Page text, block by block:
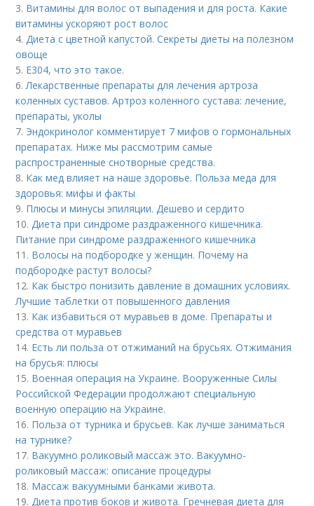
3. Витамины для волос от выпадения и для роста. Какие
витамины ускоряют рост волос
4.Диета с цветной капустой. Секреты диеты на полезном
овоще
5. Е304, что это такое.
6.Лекарственные препараты для лечения артроза
коленных суставов. Артроз коленного сустава: лечение,
препараты, уколы
7. Эндокринолог комментирует 7 мифов о гормональных
препаратах. Ниже мы рассмотрим самые
распространенные снотворные средства.
8. Как мед влияет на наше здоровье. Польза меда для
здоровья: мифы и факты
9. Плюсы и минусы эпиляции. Дешево и сердито
10.Диета при синдроме раздраженного кишечника.
Питание при синдроме раздраженного кишечника
11. Волосы на подбородке у женщин. Почему на
подбородке растут волосы?
12. Как быстро понизить давление в домашних условиях.
Лучшие таблетки от повышенного давления
13. Как избавиться от муравьев в доме. Препараты и
средства от муравьев
14. Есть ли польза от отжиманий на брусьях. Отжимания
на брусья: плюсы
15. Военная операция на Украине. Вооруженные Силы
Российской Федерации продолжают специальную
военную операцию на Украине.
16. Польза от турника и брусьев. Как лучше заниматься
на турнике?
17. Вакуумно роликовый массаж это. Вакуумно-
роликовый массаж: описание процедуры
18. Массаж вакуумными банками живота.
19.Диета против боков и живота. Гречневая диета для